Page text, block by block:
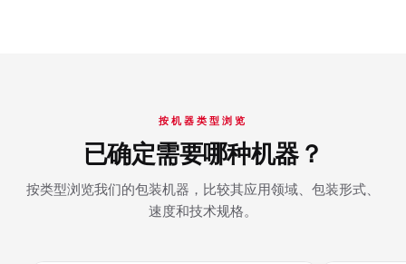
按机器类型浏览
已确定需要哪种机器？
按类型浏览我们的包装机器，比较其应用领域、包装形式、
速度和技术规格。